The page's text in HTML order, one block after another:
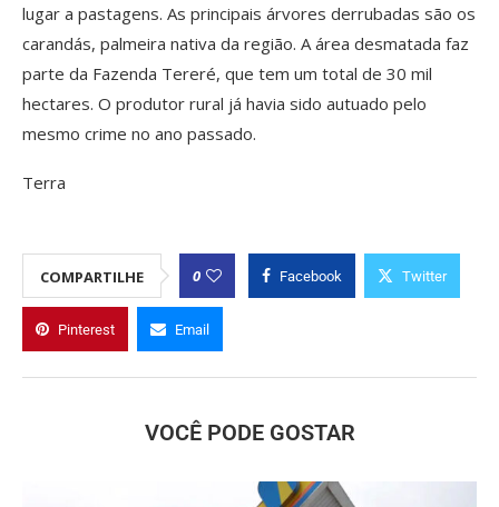
lugar a pastagens. As principais árvores derrubadas são os
carandás, palmeira nativa da região. A área desmatada faz
parte da Fazenda Tereré, que tem um total de 30 mil
hectares. O produtor rural já havia sido autuado pelo
mesmo crime no ano passado.
Terra
COMPARTILHE 0 Facebook Twitter
Pinterest Email
VOCÊ PODE GOSTAR